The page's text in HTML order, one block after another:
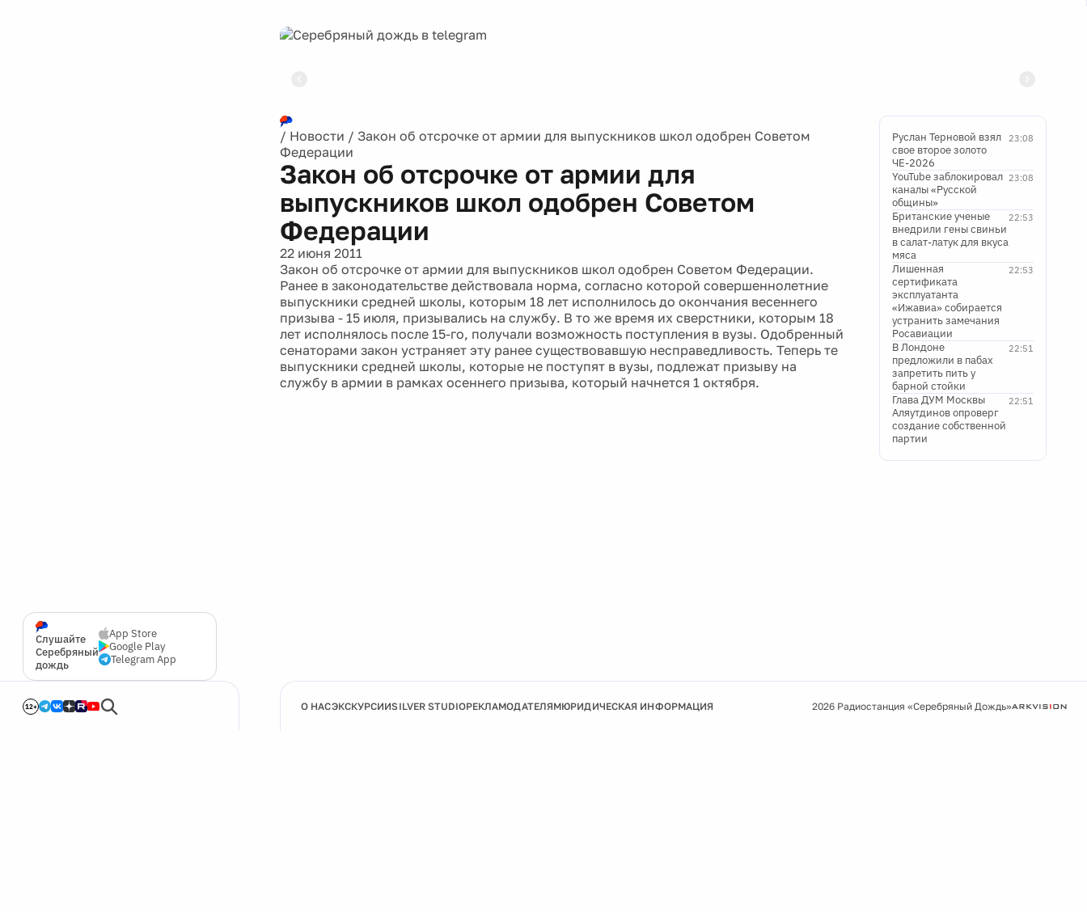
Слушайте
Серебряный
дождь
App Store
Google Play
Telegram App
12+
/ Новости / Закон об отсрочке от армии для выпускников школ одобрен Советом
Федерации
Закон об отсрочке от армии для
выпускников школ одобрен Советом
Федерации
22 июня 2011
Закон об отсрочке от армии для выпускников школ одобрен Советом Федерации.
Ранее в законодательстве действовала норма, согласно которой совершеннолетние
выпускники средней школы, которым 18 лет исполнилось до окончания весеннего
призыва - 15 июля, призывались на службу. В то же время их сверстники, которым 18
лет исполнялось после 15-го, получали возможность поступления в вузы. Одобренный
сенаторами закон устраняет эту ранее существовавшую несправедливость. Теперь те
выпускники средней школы, которые не поступят в вузы, подлежат призыву на
службу в армии в рамках осеннего призыва, который начнется 1 октября.
23:08
Руслан Терновой взял
свое второе золото
ЧЕ-2026
23:08
YouTube заблокировал
каналы «Русской
общины»
22:53
Британские ученые
внедрили гены свиньи
в салат-латук для вкуса
мяса
22:53
Лишенная
сертификата
эксплуатанта
«Ижавиа» собирается
устранить замечания
Росавиации
22:51
В Лондоне
предложили в пабах
запретить пить у
барной стойки
22:51
Глава ДУМ Москвы
Аляутдинов опроверг
создание собственной
партии
О НАСЭКСКУРСИИSILVER STUDIOРЕКЛАМОДАТЕЛЯМЮРИДИЧЕСКАЯ ИНФОРМАЦИЯ 2026 Радиостанция «Серебряный Дождь»